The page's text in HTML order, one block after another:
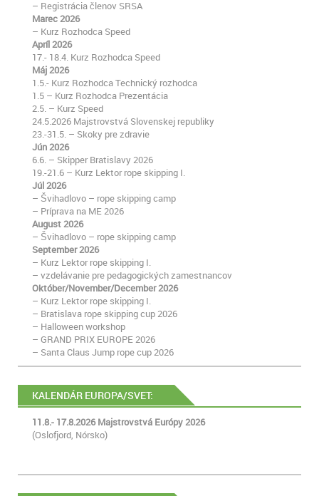
– Registrácia členov SRSA
Marec 2026
– Kurz Rozhodca Speed
Apríl 2026
17.- 18.4. Kurz Rozhodca Speed
Máj 2026
1.5.- Kurz Rozhodca Technický rozhodca
1.5 – Kurz Rozhodca Prezentácia
2.5. – Kurz Speed
24.5.2026 Majstrovstvá Slovenskej republiky
23.-31.5. – Skoky pre zdravie
Jún 2026
6.6. – Skipper Bratislavy 2026
19.-21.6 – Kurz Lektor rope skipping I.
Júl 2026
– Švihadlovo – rope skipping camp
– Príprava na ME 2026
August 2026
– Švihadlovo – rope skipping camp
September 2026
– Kurz Lektor rope skipping I.
– vzdelávanie pre pedagogických zamestnancov
Október/November/December 2026
– Kurz Lektor rope skipping I.
– Bratislava rope skipping cup 2026
– Halloween workshop
– GRAND PRIX EUROPE 2026
– Santa Claus Jump rope cup 2026
KALENDÁR EUROPA/SVET:
11.8.- 17.8.2026 Majstrovstvá Európy 2026
(Oslofjord, Nórsko)